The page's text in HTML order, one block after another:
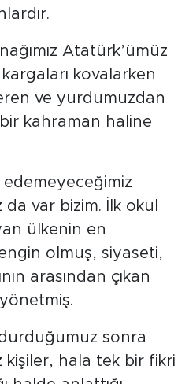
Atatürk’ümüz
kovalarken
ve yurdumuzdan
kahraman haline
da var bizim. İlk okul
ülkenin en
olmuş, siyaseti,
arasından çıkan
sonra
hala tek bir fikri